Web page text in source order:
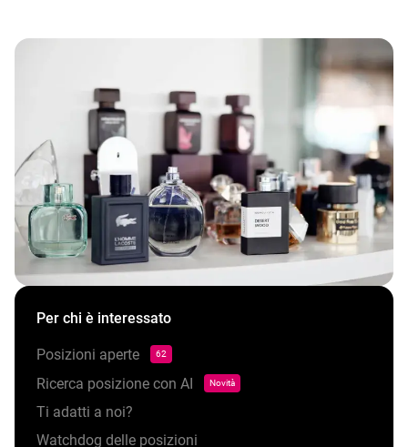
Per chi è interessato
Posizioni aperte 62
Ricerca posizione con AI Novità
Ti adatti a noi?
Watchdog delle posizioni